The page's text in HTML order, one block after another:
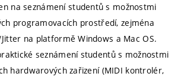
na seznámení studentů s možnostmi
programovacích prostředí, zejména
na platformě Windows a Mac OS.
seznámení studentů s možnostmi
hardwarových zařizení (MIDI kontrolér,